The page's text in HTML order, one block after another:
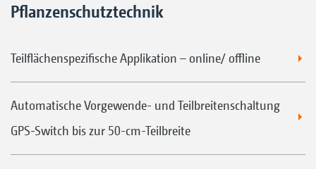
Pflanzenschutztechnik
Teilflächenspezifische Applikation – online/ offline
Automatische Vorgewende- und Teilbreitenschaltung
GPS-Switch bis zur 50-cm-Teilbreite